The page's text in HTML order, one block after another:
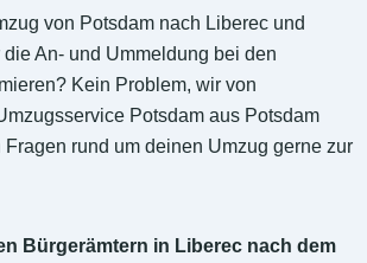
von Potsdam nach Liberec und
An- und Ummeldung bei den
Kein Problem, wir von
Potsdam aus Potsdam
rund um deinen Umzug gerne zur
Bürgerämtern in Liberec nach dem